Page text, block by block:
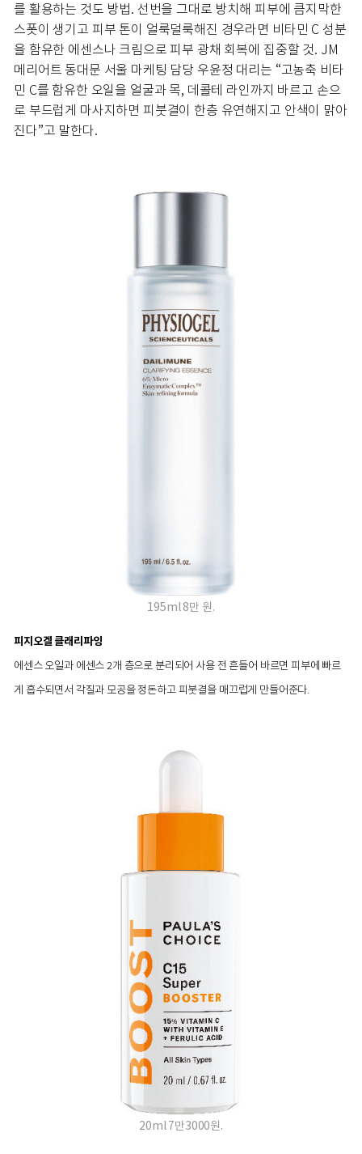
를 활용하는 것도 방법. 선번을 그대로 방치해 피부에 큼지막한
스폿이 생기고 피부 톤이 얼룩덜룩해진 경우라면 비타민 C 성분
을 함유한 에센스나 크림으로 피부 광채 회복에 집중할 것. JM
메리어트 동대문 서울 마케팅 담당 우윤정 대리는 “고농축 비타
민 C를 함유한 오일을 얼굴과 목, 데콜테 라인까지 바르고 손으
로 부드럽게 마사지하면 피붓결이 한층 유연해지고 안색이 맑아
진다”고 말한다.
195ml 8만 원.
피지오겔 클래리파잉
에센스 오일과 에센스 2개 층으로 분리되어 사용 전 흔들어 바르면 피부에 빠르
게 흡수되면서 각질과 모공을 정돈하고 피붓결을 매끄럽게 만들어준다.
20ml 7만3000원.